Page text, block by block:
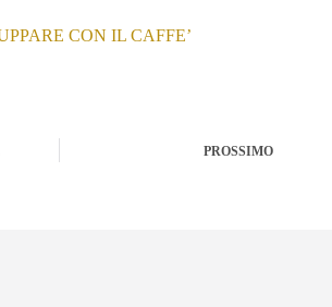
CON IL CAFFE’
PROSSIMO